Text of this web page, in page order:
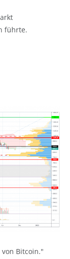
führte.
Bitcoin."